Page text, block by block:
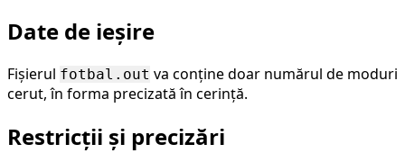
Date de ieșire
Fișierul fotbal.out va conține doar numărul de moduri
cerut, în forma precizată în cerință.
Restricții și precizări